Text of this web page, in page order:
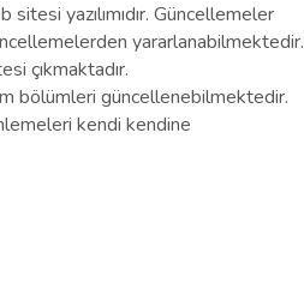
yazılımıdır. Güncellemeler
yararlanabilmektedir.
çıkmaktadır.
bölümleri güncellenebilmektedir.
kendi kendine